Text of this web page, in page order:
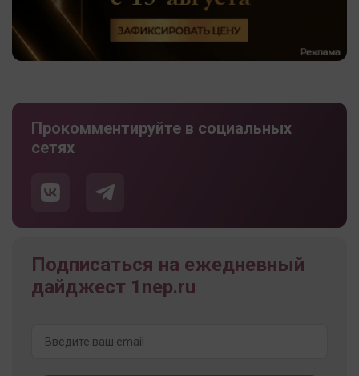
Прокомментируйте в социальных
сетях
Подписаться на ежедневный
дайджест 1nep.ru